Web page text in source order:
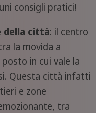
consigli pratici!
della città: il centro
la movida a
in cui vale la
Questa città infatti
e zone
tra